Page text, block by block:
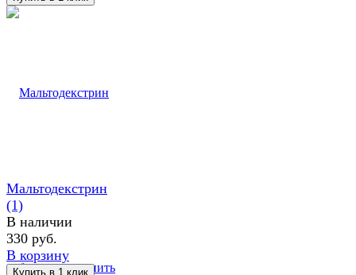
избранное сравнить
Мальтодекстрин
(1)
В наличии
330 руб.
В корзину